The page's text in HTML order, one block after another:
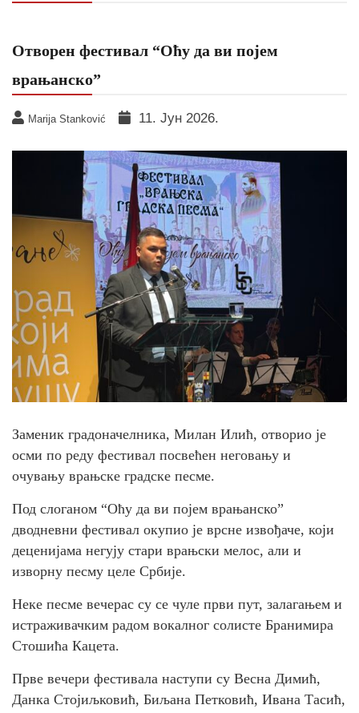
Отворен фестивал “Оћу да ви појем
врањанско”
Marija Stanković 11. Јун 2026.
Заменик градоначелника, Милан Илић, отворио је
осми по реду фестивал посвећен неговању и
очувању врањске градске песме.
Под слоганом “Оћу да ви појем врањанско”
дводневни фестивал окупио је врсне извођаче, који
деценијама негују стари врањски мелос, али и
изворну песму целе Србије.
Неке песме вечерас су се чуле први пут, залагањем и
истраживачким радом вокалног солисте Бранимира
Стошића Кацета.
Прве вечери фестивала наступи су Весна Димић,
Данка Стојиљковић, Биљана Петковић, Ивана Тасић,